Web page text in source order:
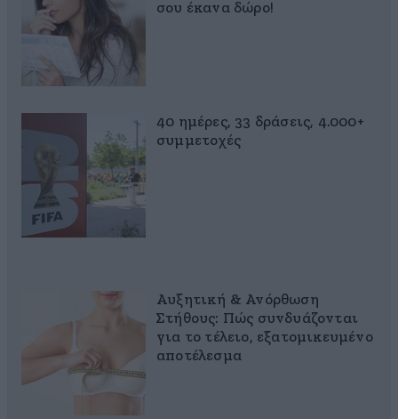
σου έκανα δώρο!
40 ημέρες, 33 δράσεις, 4.000+
συμμετοχές
Αυξητική & Ανόρθωση
Στήθους: Πώς συνδυάζονται
για το τέλειο, εξατομικευμένο
αποτέλεσμα